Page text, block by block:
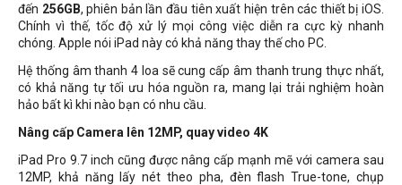
đến 256GB, phiên bản lần đầu tiên xuất hiện trên các thiết bị iOS.
Chính vì thế, tốc độ xử lý mọi công việc diễn ra cực kỳ nhanh
chóng. Apple nói iPad này có khả năng thay thế cho PC.
Hệ thống âm thanh 4 loa sẽ cung cấp âm thanh trung thực nhất,
có khả năng tự tối ưu hóa nguồn ra, mang lại trải nghiệm hoàn
hảo bất kì khi nào bạn có nhu cầu.
Nâng cấp Camera lên 12MP, quay video 4K
iPad Pro 9.7 inch cũng được nâng cấp mạnh mẽ với camera sau
12MP, khả năng lấy nét theo pha, đèn flash True-tone, chụp